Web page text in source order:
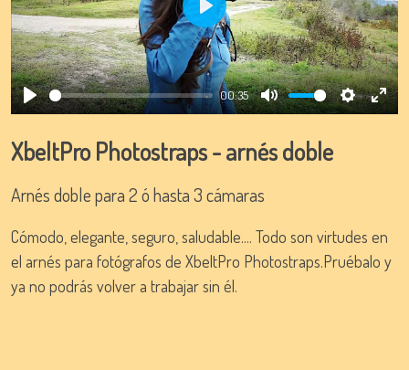
Play
00:35
Mute Settings
Play
XbeltPro Photostraps - arnés doble
Arnés doble para 2 ó hasta 3 cámaras
Cómodo, elegante, seguro, saludable.... Todo son virtudes en
el arnés para fotógrafos de XbeltPro Photostraps.Pruébalo y
ya no podrás volver a trabajar sin él.